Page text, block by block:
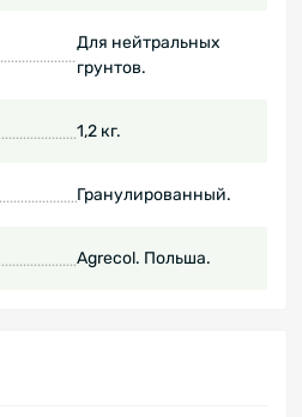
Для нейтральных
грунтов.
1,2 кг.
Гранулированный.
Agrecol. Польша.